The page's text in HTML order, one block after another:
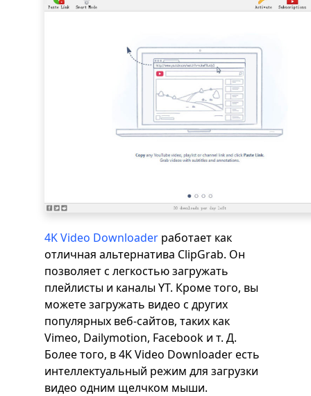
4K Video Downloader работает как
отличная альтернатива ClipGrab. Он
позволяет с легкостью загружать
плейлисты и каналы YT. Кроме того, вы
можете загружать видео с других
популярных веб-сайтов, таких как
Vimeo, Dailymotion, Facebook и т. Д.
Более того, в 4K Video Downloader есть
интеллектуальный режим для загрузки
видео одним щелчком мыши.